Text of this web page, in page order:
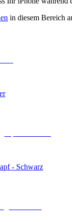
in diesem Bereich
- Schwarz